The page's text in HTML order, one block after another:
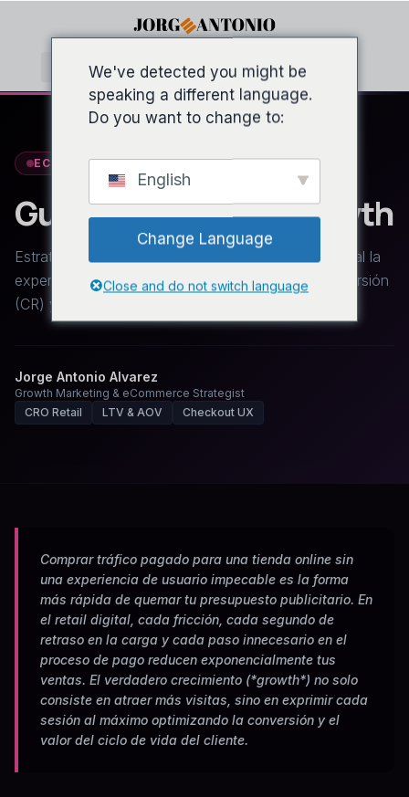
ECOMMERCE OPTIMIZATION & SCALE
Guía eCommerce Growth
Estrategias avanzadas para mejorar de forma radical la
experiencia de compra, maximizar la tasa de conversión
(CR) y acelerar la escalabilidad de tiendas online.
Jorge Antonio Alvarez
Growth Marketing & eCommerce Strategist
CRO Retail
LTV & AOV Checkout UX
Comprar tráfico pagado para una tienda online sin
una experiencia de usuario impecable es la forma
más rápida de quemar tu presupuesto publicitario. En
el retail digital, cada fricción, cada segundo de
retraso en la carga y cada paso innecesario en el
proceso de pago reducen exponencialmente tus
ventas. El verdadero crecimiento (*growth*) no solo
consiste en atraer más visitas, sino en exprimir cada
sesión al máximo optimizando la conversión y el
valor del ciclo de vida del cliente.
We've detected you might be
speaking a different language.
Do you want to change to:
English
Change Language
Close and do not switch language